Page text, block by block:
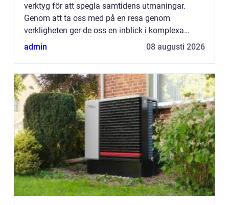
verktyg för att spegla samtidens utmaningar.
Genom att ta oss med på en resa genom
verkligheten ger de oss en inblick i komplexa
frågor och utmaningar som präglar vå...
admin 08 augusti 2026